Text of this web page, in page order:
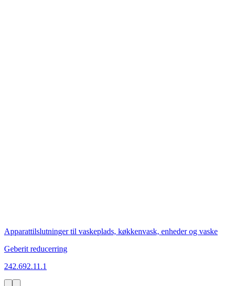
Apparattilslutninger til vaskeplads, køkkenvask, enheder og vaske
Geberit reducerring
242.692.11.1